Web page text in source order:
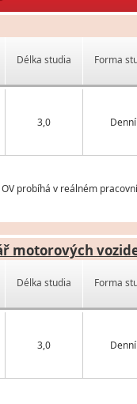
Délka studia Forma
3,0 Denní
probíhá v reálném
motorových
Délka studia Forma
3,0 Denní